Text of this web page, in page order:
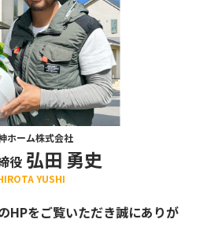
ホーム株式会社
役 弘田 勇史
YUSHI
HPをご覧いただき誠にありが